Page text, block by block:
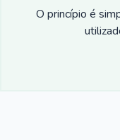
O princípio é